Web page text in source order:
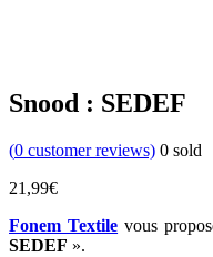
Snood : SEDEF
(0 customer reviews) 0 sold
21,99€
Fonem Textile vous
SEDEF ».